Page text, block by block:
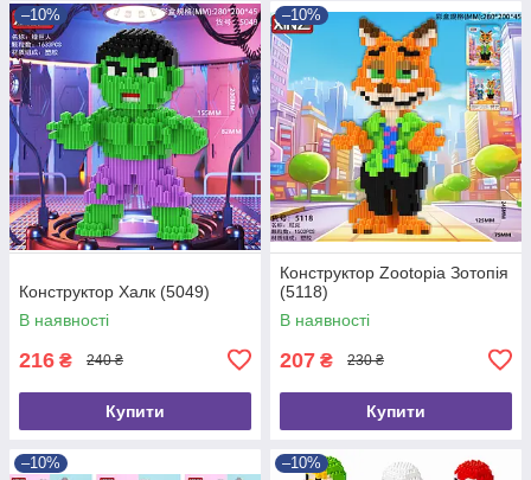
–10%
Конструктор Халк (5049)
В наявності
216 ₴ 240 ₴
Купити
–10%
Конструктор Zootopia Зотопія
(5118)
В наявності
207 ₴ 230 ₴
Купити
–10% –10%